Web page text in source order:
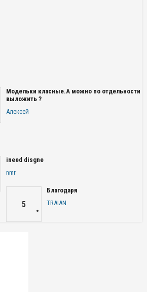
Модельки класные.А можно по отдельности
выложить ?
Алексей
ineed disgne
nmr
5
Благодаря
TRAIAN